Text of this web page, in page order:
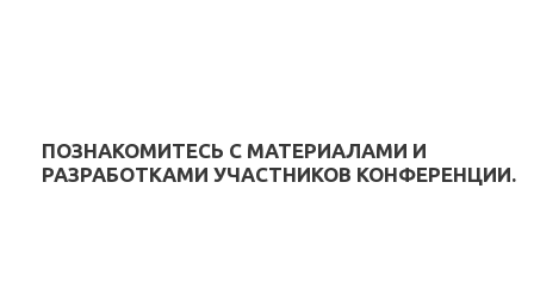
ПОЗНАКОМИТЕСЬ С МАТЕРИАЛАМИ И
РАЗРАБОТКАМИ УЧАСТНИКОВ КОНФЕРЕНЦИИ.